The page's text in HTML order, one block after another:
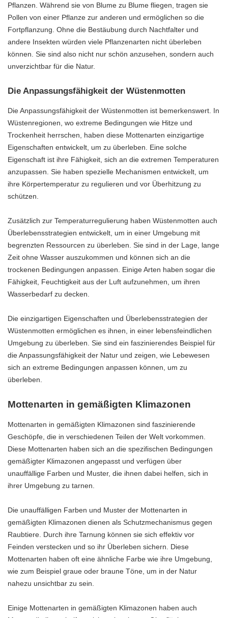
Pflanzen. Während sie von Blume zu Blume fliegen, tragen sie
Pollen von einer Pflanze zur anderen und ermöglichen so die
Fortpflanzung. Ohne die Bestäubung durch Nachtfalter und
andere Insekten würden viele Pflanzenarten nicht überleben
können. Sie sind also nicht nur schön anzusehen, sondern auch
unverzichtbar für die Natur.
Die Anpassungsfähigkeit der Wüstenmotten
Die Anpassungsfähigkeit der Wüstenmotten ist bemerkenswert. In
Wüstenregionen, wo extreme Bedingungen wie Hitze und
Trockenheit herrschen, haben diese Mottenarten einzigartige
Eigenschaften entwickelt, um zu überleben. Eine solche
Eigenschaft ist ihre Fähigkeit, sich an die extremen Temperaturen
anzupassen. Sie haben spezielle Mechanismen entwickelt, um
ihre Körpertemperatur zu regulieren und vor Überhitzung zu
schützen.
Zusätzlich zur Temperaturregulierung haben Wüstenmotten auch
Überlebensstrategien entwickelt, um in einer Umgebung mit
begrenzten Ressourcen zu überleben. Sie sind in der Lage, lange
Zeit ohne Wasser auszukommen und können sich an die
trockenen Bedingungen anpassen. Einige Arten haben sogar die
Fähigkeit, Feuchtigkeit aus der Luft aufzunehmen, um ihren
Wasserbedarf zu decken.
Die einzigartigen Eigenschaften und Überlebensstrategien der
Wüstenmotten ermöglichen es ihnen, in einer lebensfeindlichen
Umgebung zu überleben. Sie sind ein faszinierendes Beispiel für
die Anpassungsfähigkeit der Natur und zeigen, wie Lebewesen
sich an extreme Bedingungen anpassen können, um zu
überleben.
Mottenarten in gemäßigten Klimazonen
Mottenarten in gemäßigten Klimazonen sind faszinierende
Geschöpfe, die in verschiedenen Teilen der Welt vorkommen.
Diese Mottenarten haben sich an die spezifischen Bedingungen
gemäßigter Klimazonen angepasst und verfügen über
unauffällige Farben und Muster, die ihnen dabei helfen, sich in
ihrer Umgebung zu tarnen.
Die unauffälligen Farben und Muster der Mottenarten in
gemäßigten Klimazonen dienen als Schutzmechanismus gegen
Raubtiere. Durch ihre Tarnung können sie sich effektiv vor
Feinden verstecken und so ihr Überleben sichern. Diese
Mottenarten haben oft eine ähnliche Farbe wie ihre Umgebung,
wie zum Beispiel graue oder braune Töne, um in der Natur
nahezu unsichtbar zu sein.
Einige Mottenarten in gemäßigten Klimazonen haben auch